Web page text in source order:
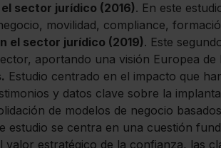
sector jurídico (2016). En este
movilidad, compliance,
el sector jurídico (2019). Este
aportando una visión Europea de
Estudio centrado en el impacto que
y datos clave sobre la
de modelos de negocio
estudio se centra en una cuestión
valor estratégico de la confianza, las